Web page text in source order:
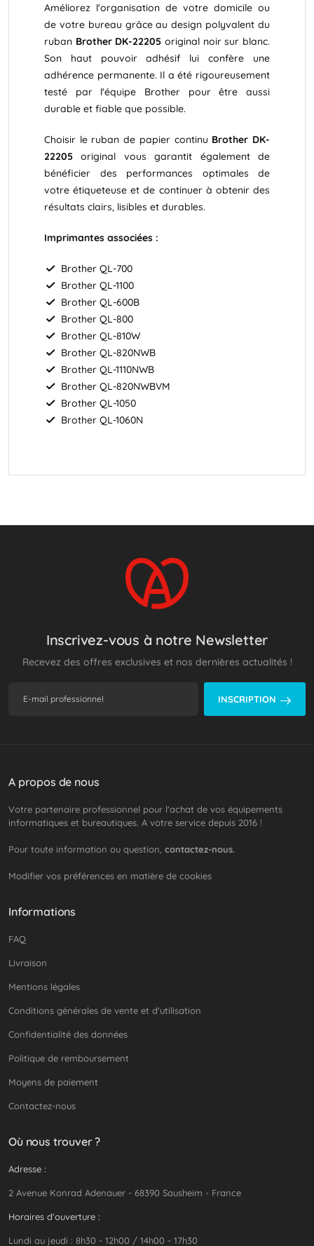
Améliorez l'organisation de votre domicile ou
de votre bureau grâce au design polyvalent du
ruban Brother DK-22205 original noir sur blanc.
Son haut pouvoir adhésif lui confère une
adhérence permanente. Il a été rigoureusement
testé par l'équipe Brother pour être aussi
durable et fiable que possible.
Choisir le ruban de papier continu Brother DK-
22205 original vous garantit également de
bénéficier des performances optimales de
votre étiqueteuse et de continuer à obtenir des
résultats clairs, lisibles et durables.
Imprimantes associées :
Brother QL-700
Brother QL-1100
Brother QL-600B
Brother QL-800
Brother QL-810W
Brother QL-820NWB
Brother QL-1110NWB
Brother QL-820NWBVM
Brother QL-1050
Brother QL-1060N
Inscrivez-vous à notre Newsletter
Recevez des offres exclusives et nos dernières actualités !
INSCRIPTION
A propos de nous
Votre partenaire professionnel pour l'achat de vos équipements
informatiques et bureautiques. A votre service depuis 2016 !
Pour toute information ou question, contactez-nous.
Modifier vos préférences en matière de cookies
Informations
FAQ
Livraison
Mentions légales
Conditions générales de vente et d'utilisation
Confidentialité des données
Politique de remboursement
Moyens de paiement
Contactez-nous
Où nous trouver ?
Adresse :
2 Avenue Konrad Adenauer - 68390 Sausheim - France
Horaires d'ouverture :
Lundi au jeudi : 8h30 - 12h00 / 14h00 - 17h30